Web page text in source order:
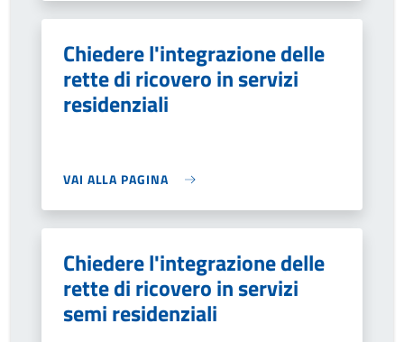
Chiedere l'integrazione delle
rette di ricovero in servizi
residenziali
VAI ALLA PAGINA
Chiedere l'integrazione delle
rette di ricovero in servizi
semi residenziali